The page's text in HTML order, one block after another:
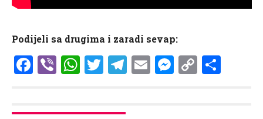
Podijeli sa drugima i zaradi sevap:
Facebook
ViberWhatsApp
Twitter
Telegram
EmailCopy